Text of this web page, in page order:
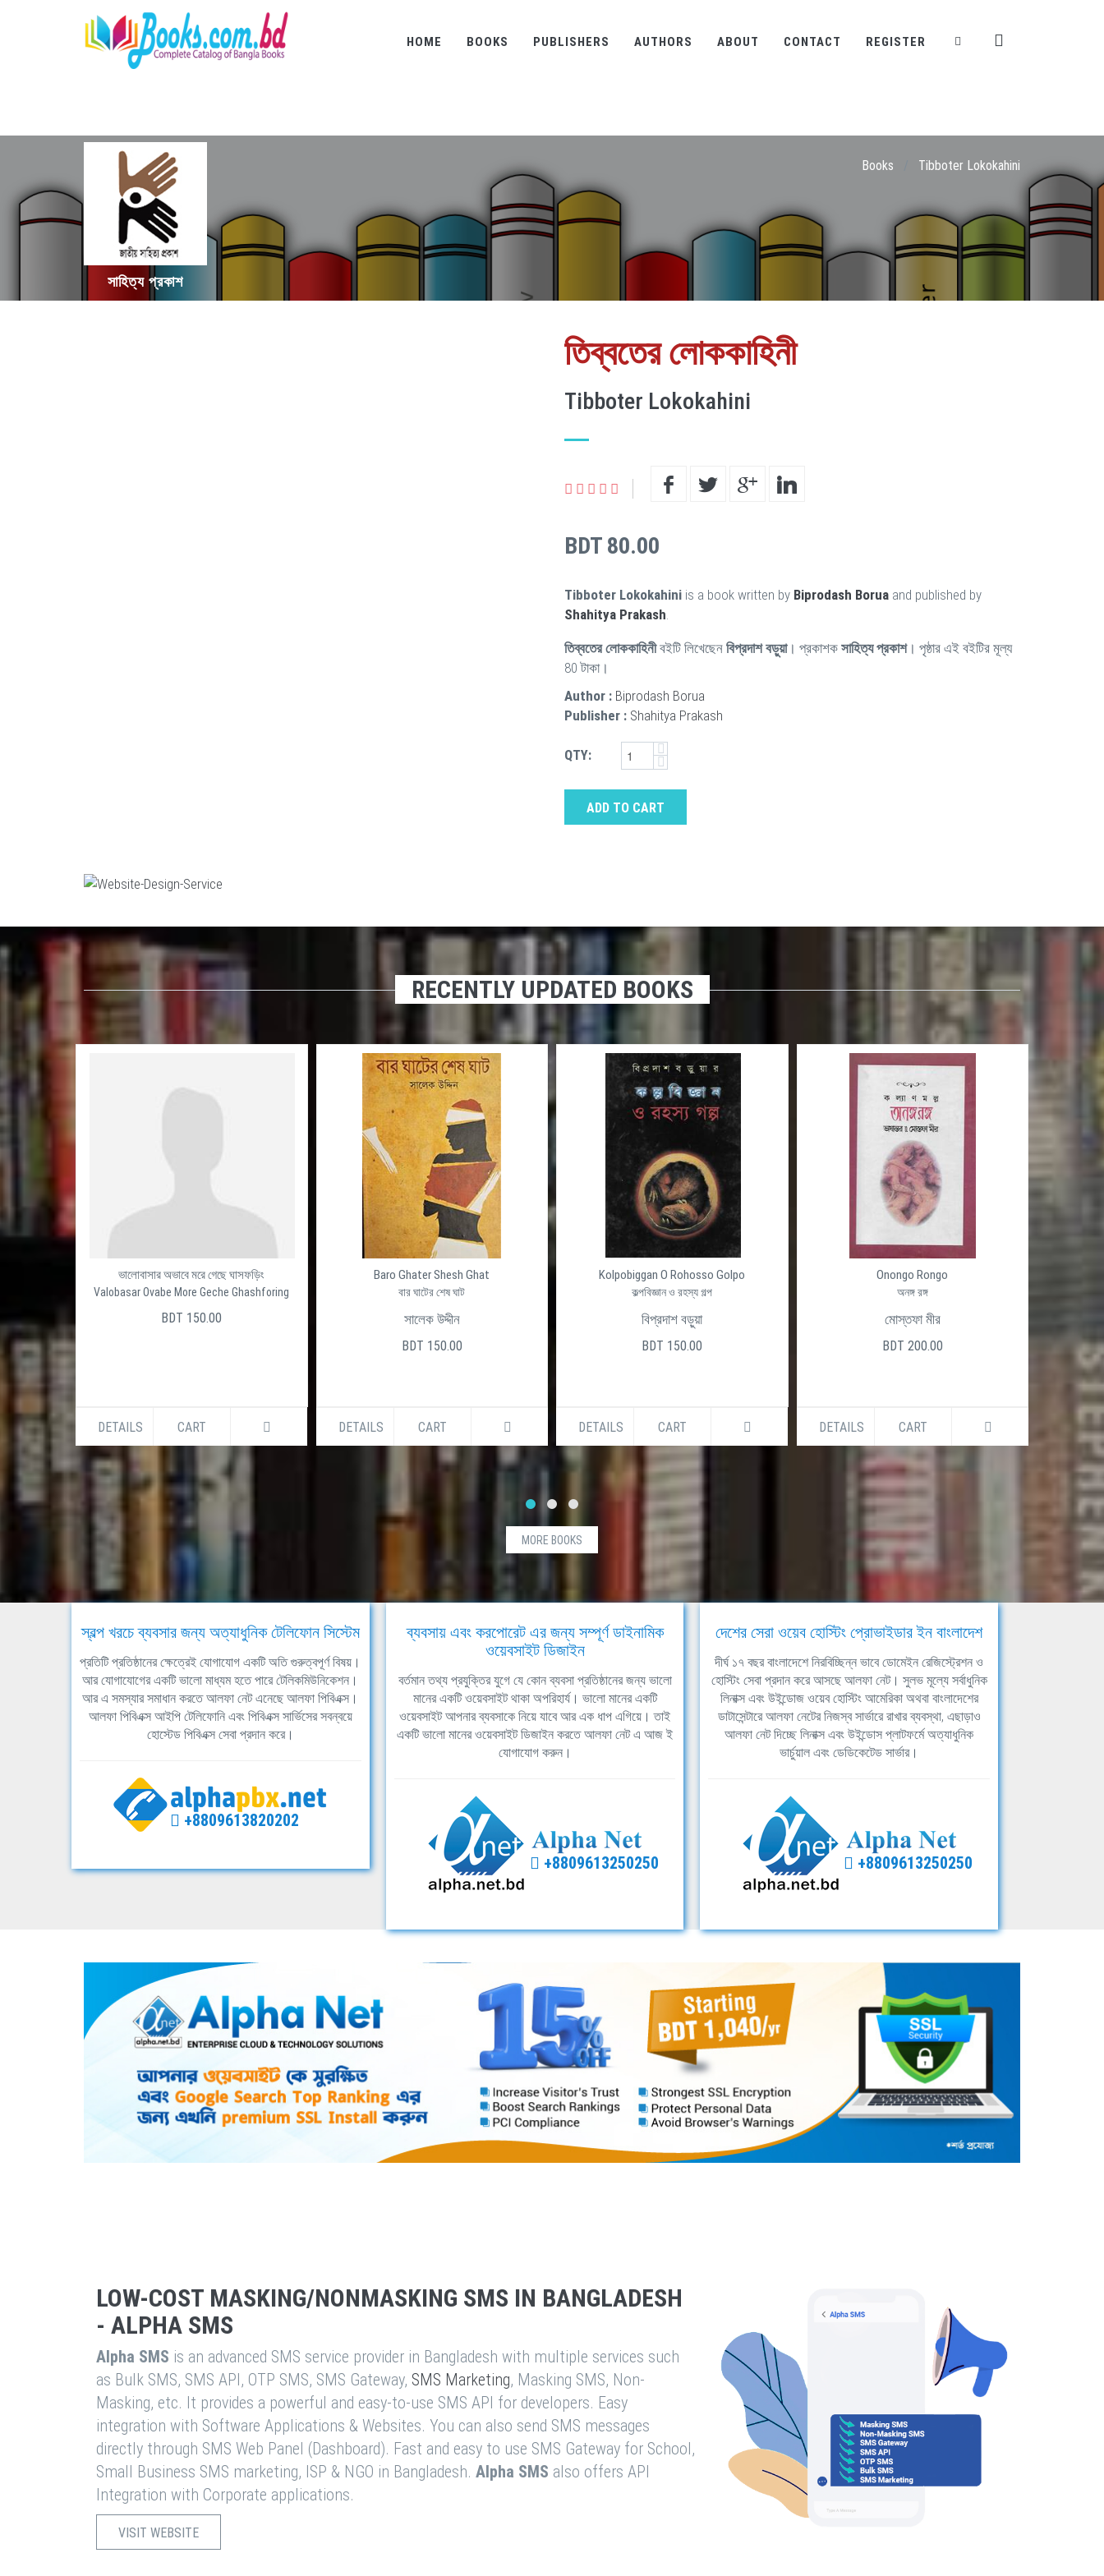
HOME BOOKS PUBLISHERS AUTHORS ABOUT CONTACT REGISTER
সাহিত্য প্রকাশ
Books Tibboter Lokokahini
তিব্বতের লোককাহিনী
Tibboter Lokokahini
BDT 80.00
Tibboter Lokokahini is a book written by Biprodash Borua and published by
Shahitya Prakash.
তিব্বতের লোককাহিনীবইটি লিখেছেন বিপ্রদাশ বড়ুয়া। প্রকাশক সাহিত্য প্রকাশ। পৃষ্ঠার এই বইটির মূল্য
80 টাকা।
Author : Biprodash Borua
Publisher : Shahitya Prakash
QTY:
ADD TO CART
RECENTLY UPDATED BOOKS
ভালোবাসার অভাবে মরে গেছে ঘাসফড়িং
Valobasar Ovabe More Geche Ghashforing
BDT 150.00
DETAILS CART
Baro Ghater Shesh Ghat
বার ঘাটের শেষ ঘাট
সালেক উদ্দীন
BDT 150.00
DETAILS CART
Kolpobiggan O Rohosso Golpo
কল্পবিজ্ঞান ও রহস্য গল্প
বিপ্রদাশ বড়ুয়া
BDT 150.00
DETAILS CART
Onongo Rongo
অনঙ্গ রঙ্গ
মোস্তফা মীর
BDT 200.00
DETAILS CART DETAILS
MORE BOOKS
স্বল্প খরচে ব্যবসার জন্য অত্যাধুনিক টেলিফোন সিস্টেম
প্রতিটি প্রতিষ্ঠানের ক্ষেত্রেই যোগাযোগ একটি অতি গুরুত্বপূর্ণ বিষয়।
আর যোগাযোগের একটি ভালো মাধ্যম হতে পারে টেলিকমিউনিকেশন।
আর এ সমস্যার সমাধান করতে আলফা নেট এনেছে আলফা পিবিএক্স।
আলফা পিবিএক্স আইপি টেলিফোনি এবং পিবিএক্স সার্ভিসের সবন্বয়ে
হোস্টেড পিবিএক্স সেবা প্রদান করে।
+8809613820202
ব্যবসায় এবং করপোরেট এর জন্য সম্পূর্ণ ডাইনামিক
ওয়েবসাইট ডিজাইন
বর্তমান তথ্য প্রযুক্তির যুগে যে কোন ব্যবসা প্রতিষ্ঠানের জন্য ভালো
মানের একটি ওয়েবসাইট থাকা অপরিহার্য। ভালো মানের একটি
ওয়েবসাইট আপনার ব্যবসাকে নিয়ে যাবে আর এক ধাপ এগিয়ে। তাই
একটি ভালো মানের ওয়েবসাইট ডিজাইন করতে আলফা নেট এ আজ ই
যোগাযোগ করুন।
+8809613250250
দেশের সেরা ওয়েব হোস্টিং প্রোভাইডার ইন বাংলাদেশ
দীর্ঘ ১৭ বছর বাংলাদেশে নিরবিচ্ছিন্ন ভাবে ডোমেইন রেজিস্ট্রেশন ও
হোস্টিং সেবা প্রদান করে আসছে আলফা নেট। সুলভ মূল্যে সর্বাধুনিক
লিনাক্স এবং উইন্ডোজ ওয়েব হোস্টিং আমেরিকা অথবা বাংলাদেশের
ডাটাসেন্টারে আলফা নেটের নিজস্ব সার্ভারে রাখার ব্যবস্থা, এছাড়াও
আলফা নেট দিচ্ছে লিনাক্স এবং উইন্ডোস প্লাটফর্মে অত্যাধুনিক
ভার্চুয়াল এবং ডেডিকেটেড সার্ভার।
+8809613250250
LOW-COST MASKING/NONMASKING SMS IN BANGLADESH
- ALPHA SMS
Alpha SMS is an advanced SMS service provider in Bangladesh with multiple services such
as Bulk SMS, SMS API, OTP SMS, SMS Gateway, SMS Marketing, Masking SMS, Non-
Masking, etc. It provides a powerful and easy-to-use SMS API for developers. Easy
integration with Software Applications & Websites. You can also send SMS messages
directly through SMS Web Panel (Dashboard). Fast and easy to use SMS Gateway for School,
Small Business SMS marketing, ISP & NGO in Bangladesh. Alpha SMS also offers API
Integration with Corporate applications.
VISIT WEBSITE